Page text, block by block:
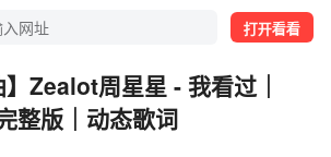
打开看看
】Zealot周星星 - 我看过｜
整版｜动态歌词